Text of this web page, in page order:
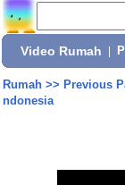
Video Rumah
Rumah>> Previous
ndonesia